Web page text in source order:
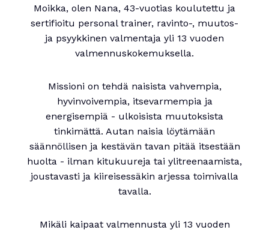
Moikka, olen Nana, 43-vuotias koulutettu ja
sertifioitu personal trainer, ravinto-, muutos-
ja psyykkinen valmentaja yli 13 vuoden
valmennuskokemuksella.
Missioni on tehdä naisista vahvempia,
hyvinvoivempia, itsevarmempia ja
energisempiä - ulkoisista muutoksista
tinkimättä. Autan naisia löytämään
säännöllisen ja kestävän tavan pitää itsestään
huolta - ilman kitukuureja tai ylitreenaamista,
joustavasti ja kiireisessäkin arjessa toimivalla
tavalla.
Mikäli kaipaat valmennusta yli 13 vuoden